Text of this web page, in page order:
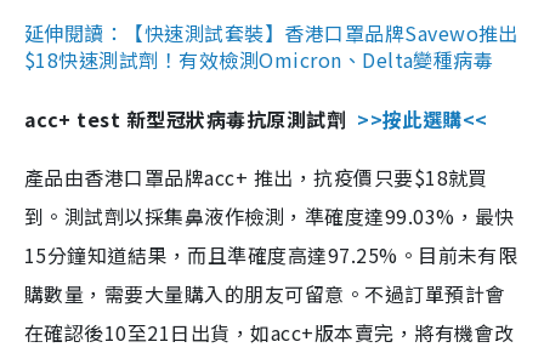
延伸閱讀：【快速測試套裝】香港口罩品牌Savewo推出
$18快速測試劑！有效檢測Omicron、Delta變種病毒
acc+ test 新型冠狀病毒抗原測試劑 >>按此選購<<
產品由香港口罩品牌acc+ 推出，抗疫價只要$18就買
到。測試劑以採集鼻液作檢測，準確度達99.03%，最快
15分鐘知道結果，而且準確度高達97.25%。目前未有限
購數量，需要大量購入的朋友可留意。不過訂單預計會
在確認後10至21日出貨，如acc+版本賣完，將有機會改